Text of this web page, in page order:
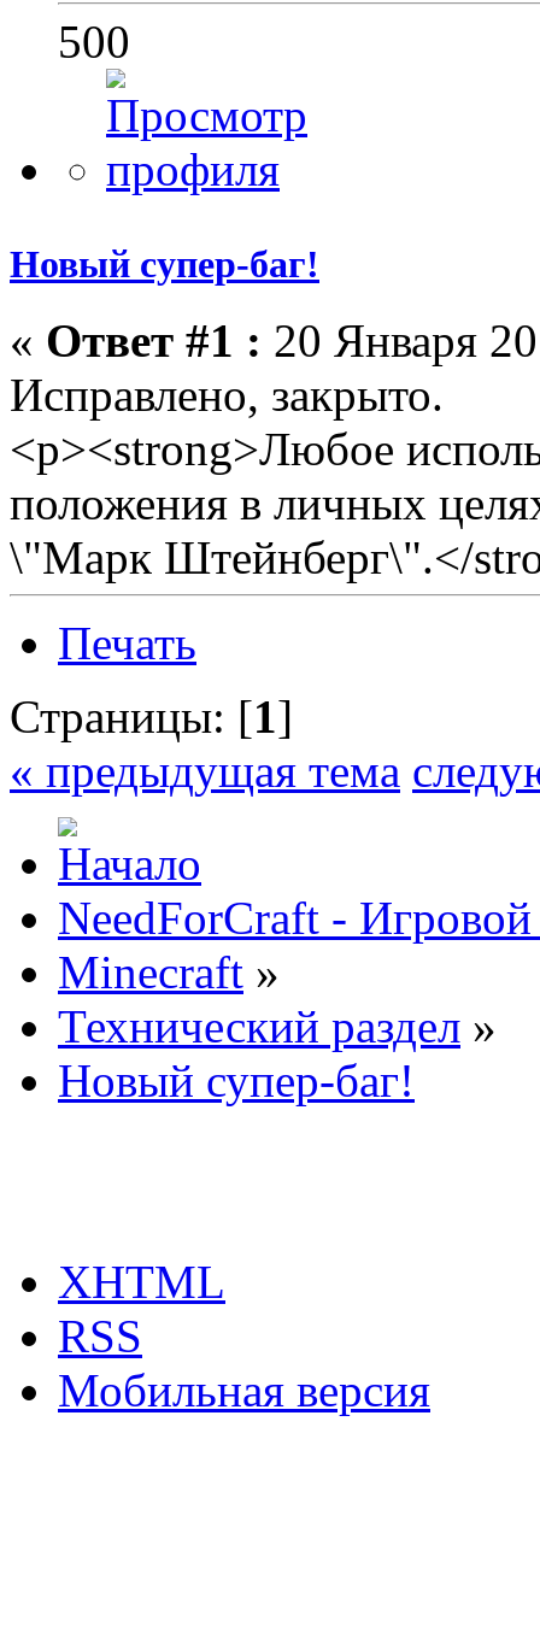
500
Новый супер-баг!
« Ответ #1 : 20 Января
Исправлено, закрыто.
<p><strong>Любое
положения в личных
\"Марк Штейнберг\".</
Печать
Страницы: [1]
« предыдущая тема
NeedForCraft -
Minecraft »
Технический раздел »
Новый супер-баг!
XHTML
RSS
Мобильная версия